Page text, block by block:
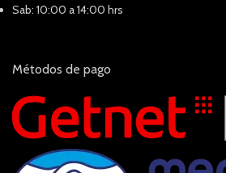
Sab: 10:00 a 14:00 hrs
Métodos de pago